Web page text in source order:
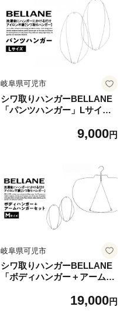
岐阜県可児市
シワ取りハンガーBELLANE
「パンツハンガー」Lサイズ
ンいらず 洗濯用品 雑貨 ステ
9,000円
岐阜県可児市
シワ取りハンガーBELLANE
「ボディハンガー＋アームハ
【ハンガー シワ取り アイロ
19,000円